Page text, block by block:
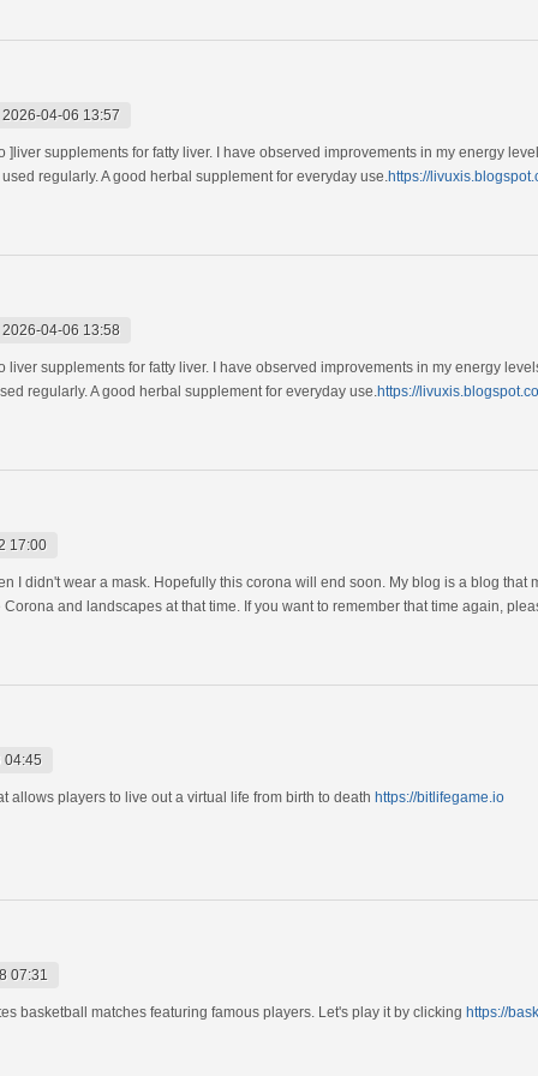
2026-04-06 13:57
supplements for fatty liver. I have observed improvements in my energy
regularly. A good herbal supplement for everyday use. https://
2026-04-06 13:58
supplements for fatty liver. I have observed improvements in my energy
regularly. A good herbal supplement for everyday use. https://
17:00
I didn't wear a mask. Hopefully this corona will end soon. My blog is a blog that
and landscapes at that time. If you want to remember that time again,
04:45
allows players to live out a virtual life from birth to death https://bitlifegame.io
07:31
basketball matches featuring famous players. Let's play it by clicking https://